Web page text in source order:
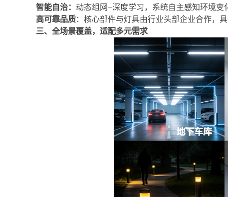
智能自治： 动态组网+深度学习，系统自主感知环境变
高可靠品质：核心部件与灯具由行业头部企业合作，
三、 全场景覆盖， 适配多元需求